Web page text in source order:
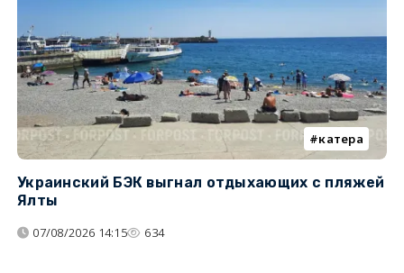
катера
Украинский БЭК выгнал отдыхающих с пляжей
Ялты
07/08/2026 14:15 634